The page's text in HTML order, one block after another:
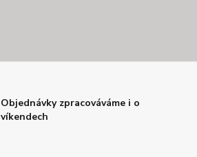
Objednávky zpracováváme i o
víkendech